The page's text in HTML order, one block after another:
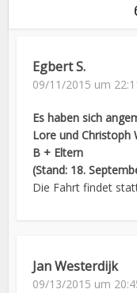
Egbert S.
09/11/2015 um
Es haben sich
Lore und Christoph
B + Eltern
(Stand: 18.
Die Fahrt findet
Jan Westerdijk
09/13/2015 um